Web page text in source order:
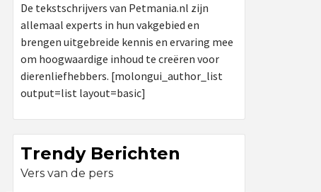
De tekstschrijvers van Petmania.nl zijn
allemaal experts in hun vakgebied en
brengen uitgebreide kennis en ervaring mee
om hoogwaardige inhoud te creëren voor
dierenliefhebbers. [molongui_author_list
output=list layout=basic]
Trendy Berichten
Vers van de pers